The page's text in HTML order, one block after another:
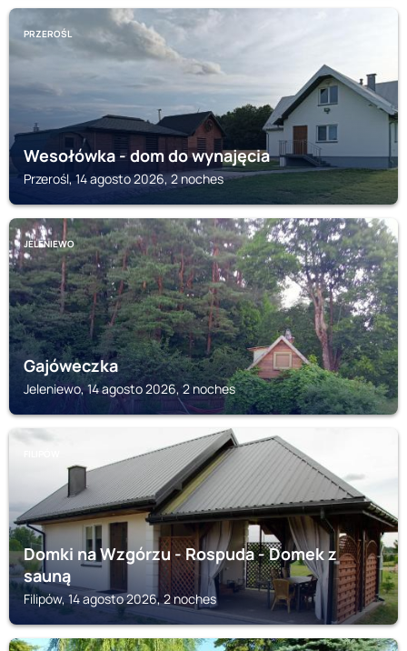
PRZEROŚL
Wesołówka - dom do wynajęcia
Przerośl, 14 agosto 2026, 2 noches
JELENIEWO
Gajóweczka
Jeleniewo, 14 agosto 2026, 2 noches
Domki na Wzgórzu - Rospuda - Domek z
sauną
Filipów, 14 agosto 2026, 2 noches